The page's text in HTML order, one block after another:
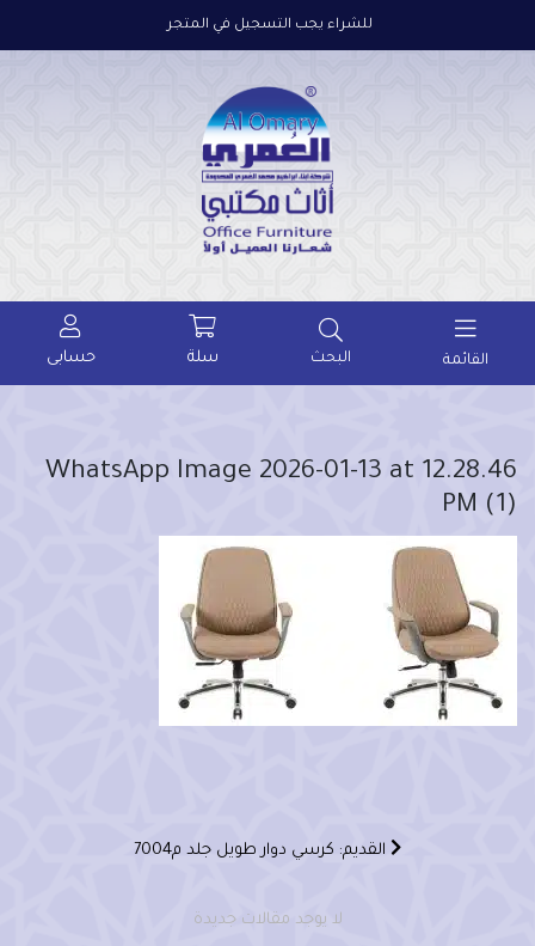
للشراء يجب التسجيل في المتجر
القائمة البحث سلة حسابى
WhatsApp Image 2026-01-13 at 12.28.46
PM (1)
القديم: كرسي دوار طويل جلد م7004
لا يوجد مقالات جديدة